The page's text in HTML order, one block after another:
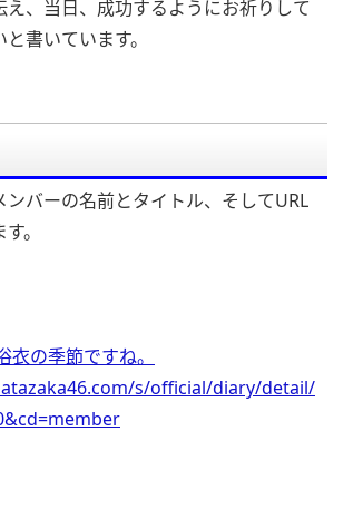
、当日、成功するようにお祈りして
書いています。
ンバーの名前とタイトル、そしてURL
。
衣の季節ですね。
s/official/diary/detail/